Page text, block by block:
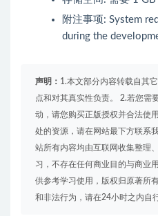
附注事项: System
during the
声明： 1.本文部分内容转载自其
点和对其真实性负责。 2.若您需
动，请您购买正版授权并合法使
处的资源，请在网站最下方联系
站所有内容均由互联网收集整理
习，不存在任何商业目的与商业
供参考学习使用，版权归原著所
和非法行为，请在24小时之内自